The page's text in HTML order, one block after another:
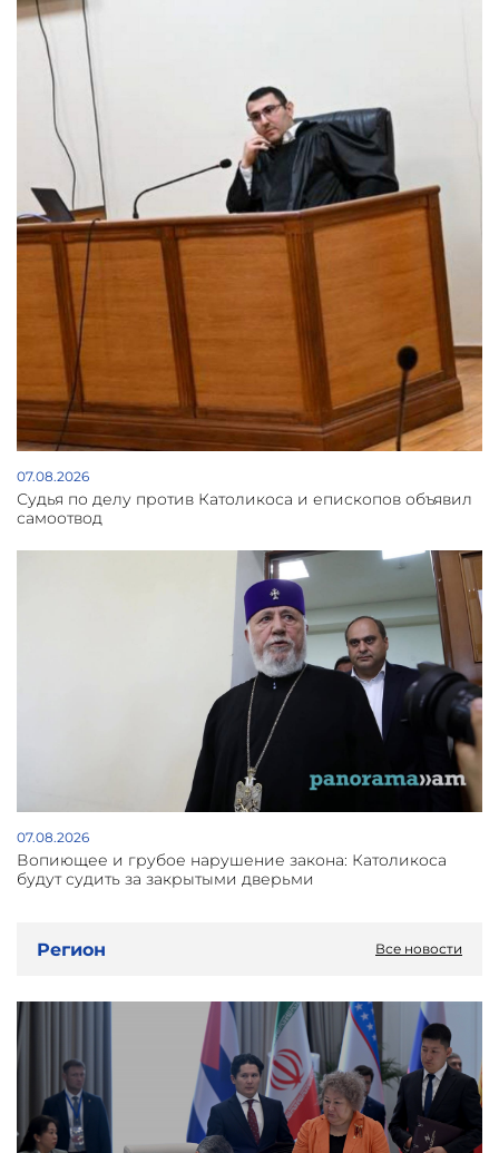
07.08.2026
Судья по делу против Католикоса и епископов объявил
самоотвод
07.08.2026
Вопиющее и грубое нарушение закона: Католикоса
будут судить за закрытыми дверьми
Регион Все новости